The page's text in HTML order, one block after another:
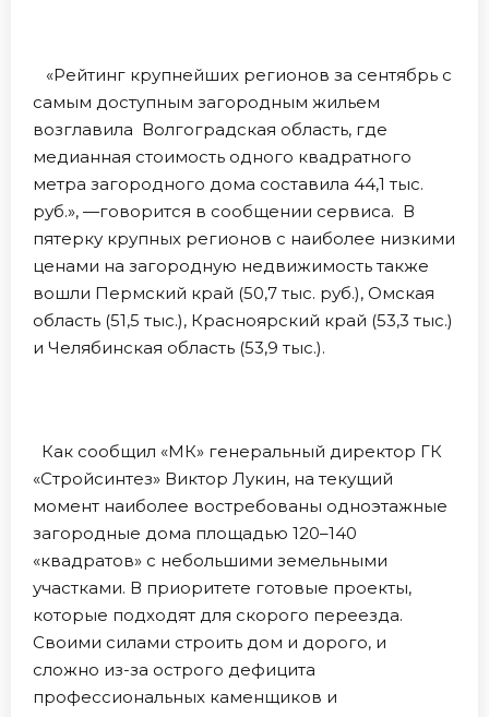
«Рейтинг крупнейших регионов за сентябрь с
самым доступным загородным жильем
возглавила Волгоградская область, где
медианная стоимость одного квадратного
метра загородного дома составила 44,1 тыс.
руб.», —говорится в сообщении сервиса. В
пятерку крупных регионов с наиболее низкими
ценами на загородную недвижимость также
вошли Пермский край (50,7 тыс. руб.), Омская
область (51,5 тыс.), Красноярский край (53,3 тыс.)
и Челябинская область (53,9 тыс.).
Как сообщил «МК» генеральный директор ГК
«Стройсинтез» Виктор Лукин, на текущий
момент наиболее востребованы одноэтажные
загородные дома площадью 120–140
«квадратов» с небольшими земельными
участками. В приоритете готовые проекты,
которые подходят для скорого переезда.
Своими силами строить дом и дорого, и
сложно из-за острого дефицита
профессиональных каменщиков и